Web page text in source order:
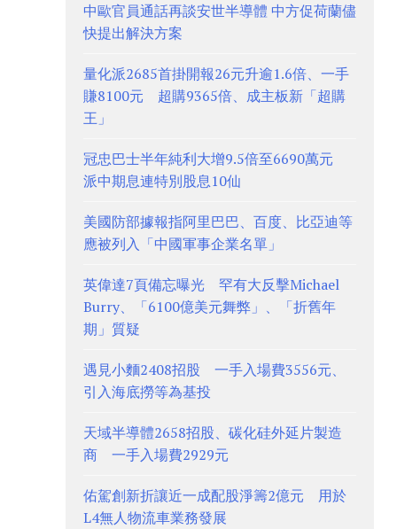
中歐官員通話再談安世半導體 中方促荷蘭儘
快提出解決方案
量化派2685首掛開報26元升逾1.6倍、一手
賺8100元 超購9365倍、成主板新「超購
王」
冠忠巴士半年純利大增9.5倍至6690萬元
派中期息連特別股息10仙
美國防部據報指阿里巴巴、百度、比亞迪等
應被列入「中國軍事企業名單」
英偉達7頁備忘曝光 罕有大反擊Michael
Burry、「6100億美元舞弊」、「折舊年
期」質疑
遇見小麵2408招股 一手入場費3556元、
引入海底撈等為基投
天域半導體2658招股、碳化硅外延片製造
商 一手入場費2929元
佑駕創新折讓近一成配股淨籌2億元 用於
L4無人物流車業務發展